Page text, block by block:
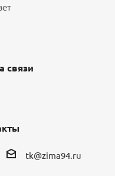
связи
tk@zima94.ru